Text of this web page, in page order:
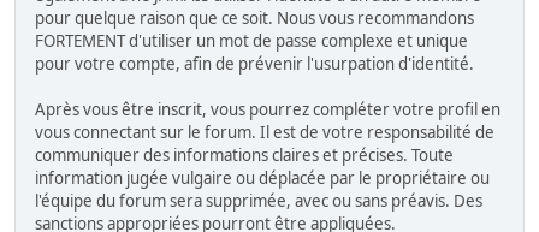
pour quelque raison que ce soit. Nous vous recommandons
FORTEMENT d'utiliser un mot de passe complexe et unique
pour votre compte, afin de prévenir l'usurpation d'identité.
Après vous être inscrit, vous pourrez compléter votre profil en
vous connectant sur le forum. Il est de votre responsabilité de
communiquer des informations claires et précises. Toute
information jugée vulgaire ou déplacée par le propriétaire ou
l'équipe du forum sera supprimée, avec ou sans préavis. Des
sanctions appropriées pourront être appliquées.